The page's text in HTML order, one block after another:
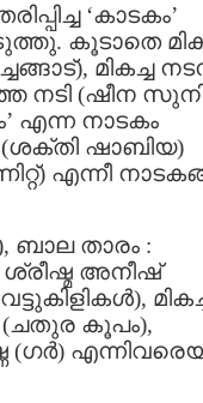
‘കാടകം’
കൂടാതെ
മികച്ച
നടി (ഷീന
എന്ന നാടകം
(ശക്തി ഷാബിയ)
എന്നീ
ബാല താരം :
അനീഷ്
(ചതുര കൂപം),
(ഗർ)